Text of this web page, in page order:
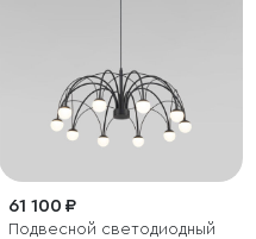
61 100 ₽
Подвесной светодиодный